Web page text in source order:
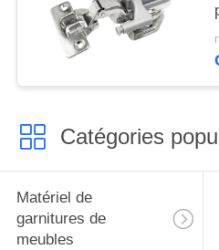
Catégories
Matériel de
garnitures de
meubles